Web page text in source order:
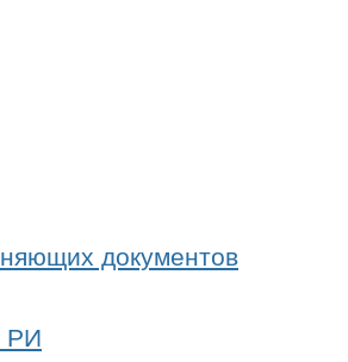
документов
РИ